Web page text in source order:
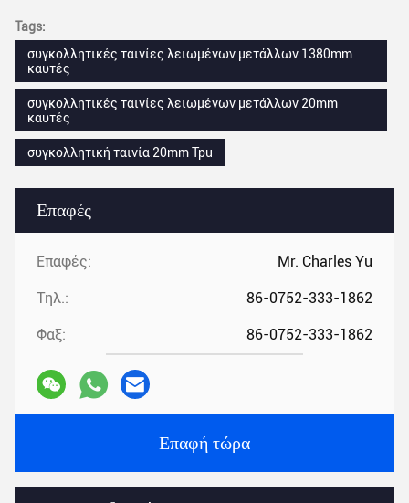
Επαφές
Επαφές: Mr. Charles Yu
Τηλ.: 86-0752-333-1862
Φαξ: 86-0752-333-1862
Επαφή τώρα
Tags:
συγκολλητικές ταινίες λειωμένων μετάλλων 1380mm
καυτές
συγκολλητικές ταινίες λειωμένων μετάλλων 20mm
καυτές
συγκολλητική ταινία 20mm Tpu